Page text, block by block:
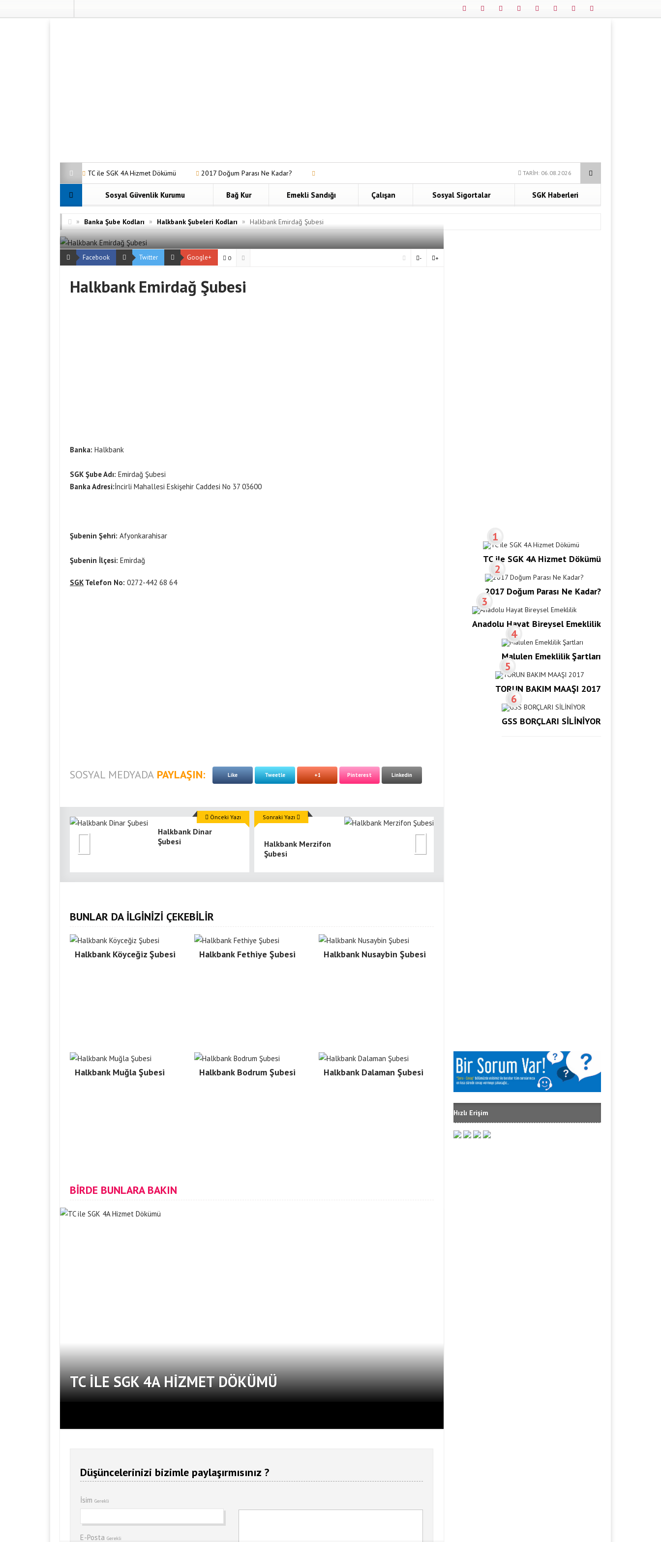
TC ile SGK 4A Hizmet Dökümü 2017 Doğum Parası Ne Kadar?
GSS Borç Sorgulama Nasıl Yapılır? Anadolu Hayat Bireysel Emeklilik
TARİH: 06.08.2026
Sosyal Güvenlik Kurumu Bağ Kur Emekli Sandığı Çalışan Sosyal Sigortalar SGK Haberleri
» Banka Şube Kodları » Halkbank Şubeleri Kodları » Halkbank Emirdağ Şubesi
Facebook Twitter Google+ 0 +
-
Halkbank Emirdağ Şubesi
Banka: Halkbank
SGK Şube Adı: Emirdağ Şubesi
Banka Adresi:İncirli Mahallesi Eskişehir Caddesi No 37 03600
Şubenin Şehri: Afyonkarahisar
Şubenin İlçesi: Emirdağ
SGK Telefon No: 0272-442 68 64
SOSYAL MEDYADA PAYLAŞIN: Like Tweetle +1 Pinterest Linkedin
Halkbank Dinar
Şubesi
Önceki Yazı
Halkbank Merzifon
Şubesi
Sonraki Yazı
BUNLAR DA İLGİNİZİ ÇEKEBİLİR
Halkbank Köyceğiz Şubesi Halkbank Fethiye Şubesi Halkbank Nusaybin Şubesi
Halkbank Muğla Şubesi Halkbank Bodrum Şubesi Halkbank Dalaman Şubesi
BİRDE BUNLARA BAKIN
TC ILE SGK 4A HIZMET DÖKÜMÜ
Düşüncelerinizi bizimle paylaşırmısınız ?
İsim Gerekli
E-Posta Gerekli
1
TC ile SGK 4A Hizmet Dökümü
2
2017 Doğum Parası Ne Kadar?
3
Anadolu Hayat Bireysel Emeklilik
4
Malulen Emeklilik Şartları
5
TORUN BAKIM MAAŞI 2017
6
GSS BORÇLARI SİLİNİYOR
Hızlı Erişim